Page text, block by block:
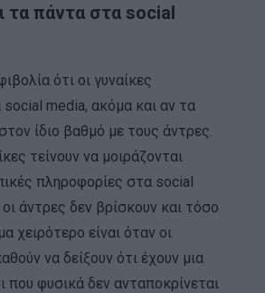
τα πάντα στα social
ότι οι γυναίκες
social media, ακόμα και αν τα
ίδιο βαθμό με τους άντρες.
τείνουν να μοιράζονται
πληροφορίες στα social
άντρες δεν βρίσκουν και τόσο
χειρότερο είναι όταν οι
να δείξουν ότι έχουν μια
που φυσικά δεν ανταποκρίνεται